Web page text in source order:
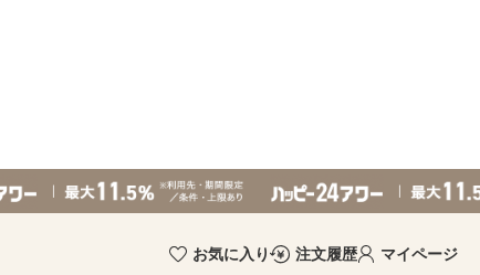
お気に入り 注文履歴 マイページ